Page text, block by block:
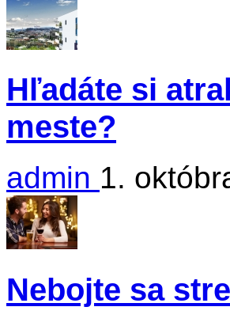
Hľadáte si
meste?
admin 1.
Nebojte sa